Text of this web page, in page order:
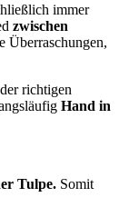
immer
zwischen
Überraschungen,
richtigen
Hand in
Tulpe. Somit